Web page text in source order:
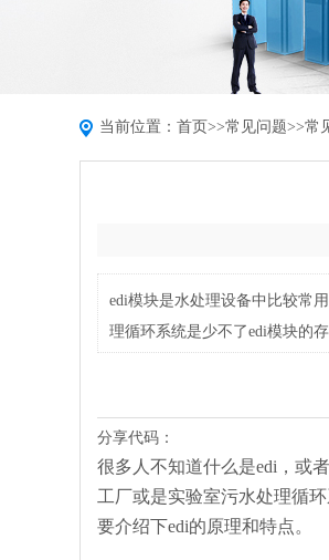
当前位置： 首页>>常见问题>>常
edi模块是水处理设备中比较常
理循环系统是少不了edi模块的存
分享代码：
很多人不知道什么是edi，或
工厂或是实验室污水处理循
要介绍下edi的原理和特点。